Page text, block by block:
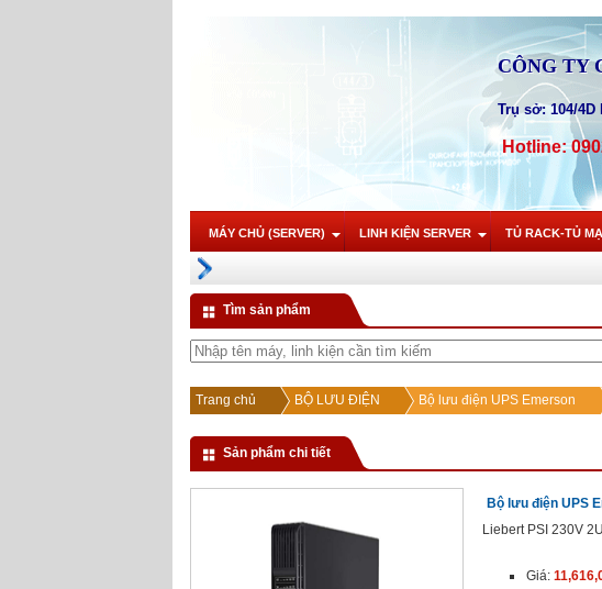
CÔNG TY
Trụ sở: 104/4D
Hotline:
MÁY CHỦ (SERVER) LINH KIỆN SERVER TỦ RACK-TỦ
Tìm sản phẩm
Trang chủ BỘ LƯU ĐIỆN Bộ lưu điện UPS Emerson
Sản phẩm chi tiết
Bộ lưu điện UPS
Liebert PSI 230V
Giá: